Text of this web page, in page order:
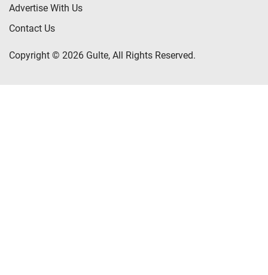
Advertise With Us
Contact Us
Copyright © 2026 Gulte, All Rights Reserved.